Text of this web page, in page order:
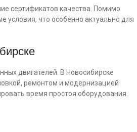
сертификатов качества. Помимо
условия, что особенно актуально для
двигателей. В Новосибирске
ремонтом и модернизацией
время простоя оборудования.